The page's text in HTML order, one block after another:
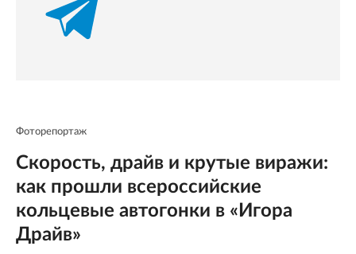
Фоторепортаж
Скорость, драйв и крутые виражи:
как прошли всероссийские
кольцевые автогонки в «Игора
Драйв»